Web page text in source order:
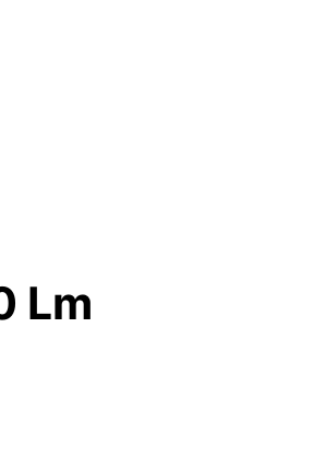
Lm